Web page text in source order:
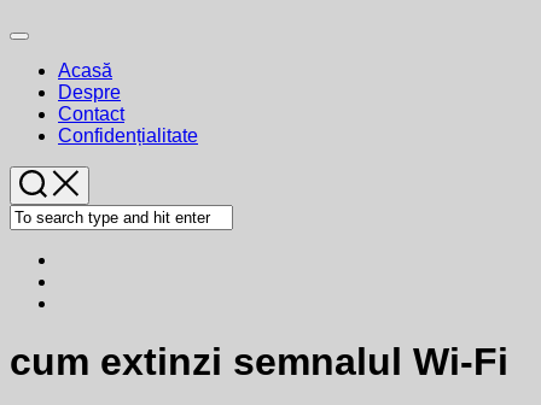
Expand
Acasă
Despre
Contact
Confidențialitate
cum extinzi semnalul Wi-Fi